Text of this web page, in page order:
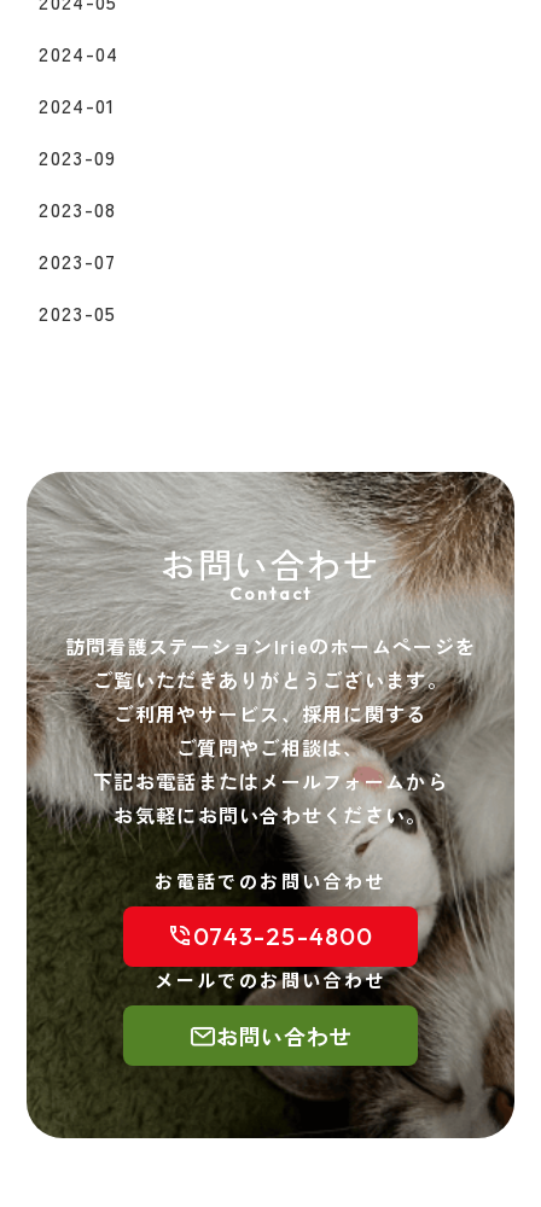
2024-04
2024-01
2023-09
2023-08
2023-07
2023-05
お問い合わせ
Contact
訪問看護ステーションIrieのホームページを
ご覧いただきありがとうございます。
ご利用やサービス、採用に関する
ご質問やご相談は、
下記お電話またはメールフォームから
お気軽にお問い合わせください。
お電話でのお問い合わせ
0743-25-4800
メールでのお問い合わせ
お問い合わせ